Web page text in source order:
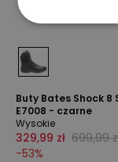
Buty Bates Shock 8
E7008 - czarne
Wysokie
329,99 zł 699,99
-53%